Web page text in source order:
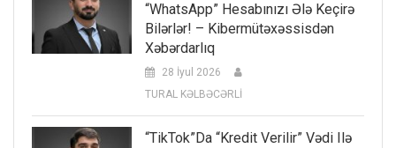
“WhatsApp” Hesabınızı Ələ Keçirə
Bilərlər! – Kibermütəxəssisdən
Xəbərdarlıq
28 İyul 2026
TURAL KƏLBƏCƏRLİ
“TikTok”da “kredit Verilir” Vədi Ilə